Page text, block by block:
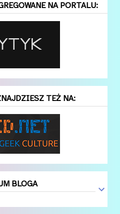
NA PORTALU:
TEŻ NA:
BLOGA